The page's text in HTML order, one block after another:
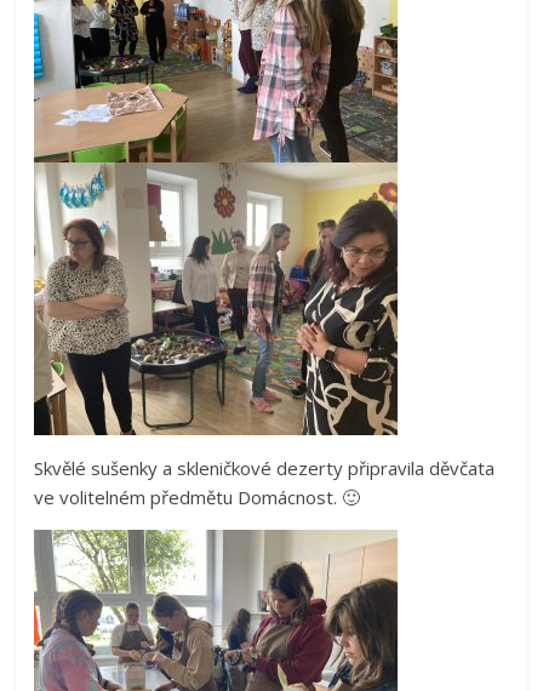
Skvělé sušenky a skleničkové dezerty připravila děvčata
ve volitelném předmětu Domácnost. 🙂